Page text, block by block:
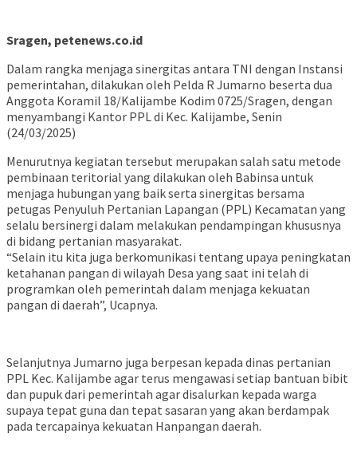
Sragen, petenews.co.id
Dalam rangka menjaga sinergitas antara TNI dengan Instansi
pemerintahan, dilakukan oleh Pelda R Jumarno beserta dua
Anggota Koramil 18/Kalijambe Kodim 0725/Sragen, dengan
menyambangi Kantor PPL di Kec. Kalijambe, Senin
(24/03/2025)
Menurutnya kegiatan tersebut merupakan salah satu metode
pembinaan teritorial yang dilakukan oleh Babinsa untuk
menjaga hubungan yang baik serta sinergitas bersama
petugas Penyuluh Pertanian Lapangan (PPL) Kecamatan yang
selalu bersinergi dalam melakukan pendampingan khususnya
di bidang pertanian masyarakat.
“Selain itu kita juga berkomunikasi tentang upaya peningkatan
ketahanan pangan di wilayah Desa yang saat ini telah di
programkan oleh pemerintah dalam menjaga kekuatan
pangan di daerah”, Ucapnya.
Selanjutnya Jumarno juga berpesan kepada dinas pertanian
PPL Kec. Kalijambe agar terus mengawasi setiap bantuan bibit
dan pupuk dari pemerintah agar disalurkan kepada warga
supaya tepat guna dan tepat sasaran yang akan berdampak
pada tercapainya kekuatan Hanpangan daerah.